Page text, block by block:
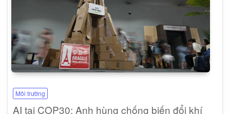
Môi trường
AI tại COP30: Anh hùng chống biến đổi khí